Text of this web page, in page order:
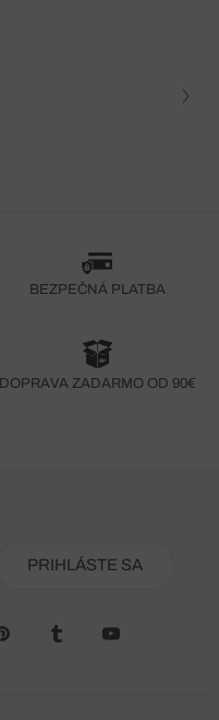
BEZPEČNÁ PLATBA
DOPRAVA ZADARMO OD 90€
PRIHLÁSTE SA